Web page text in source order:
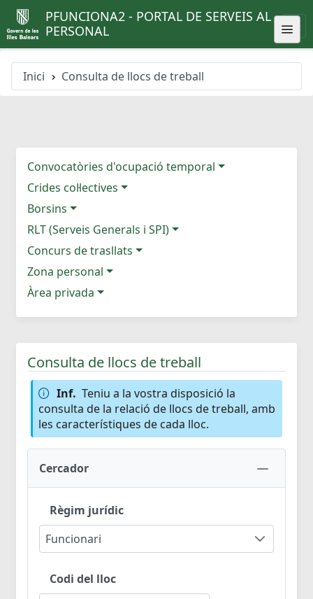
PFUNCIONA2 - PORTAL DE SERVEIS AL
PERSONAL
Inici Consulta de llocs de treball
Convocatòries d'ocupació temporal
Crides col·lectives
Borsins
RLT (Serveis Generals i SPI)
Concurs de trasllats
Zona personal
Àrea privada
Consulta de llocs de treball
Inf. Teniu a la vostra disposició la
consulta de la relació de llocs de treball, amb
les característiques de cada lloc.
Cercador
Règim jurídic
Funcionari
Codi del lloc